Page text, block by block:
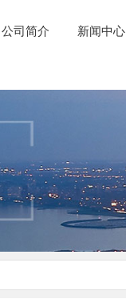
公司简介 新闻中心